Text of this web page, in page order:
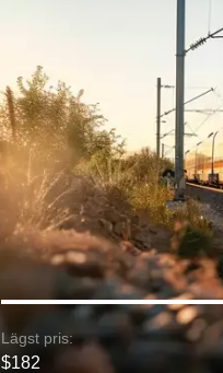
Lägst pris:
$182